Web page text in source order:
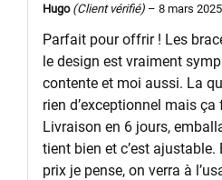
Hugo (Client vérifié) – 8 mars 2025
Parfait pour offrir ! Les
le design est vraiment
contente et moi aussi. La
rien d’exceptionnel mais
Livraison en 6 jours,
tient bien et c’est
prix je pense, on verra à